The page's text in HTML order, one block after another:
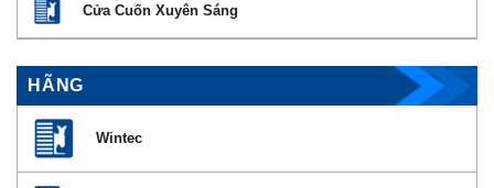
Cửa Cuốn Xuyên Sáng
HÃNG
Wintec